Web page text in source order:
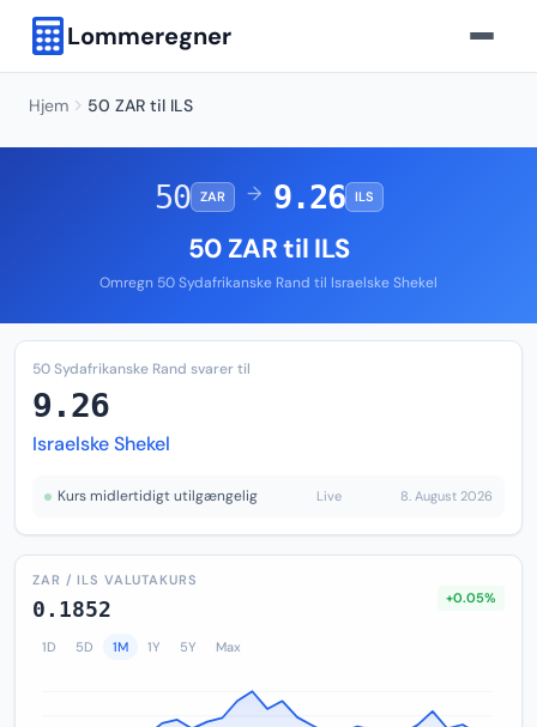
Lommeregner
Hjem 50 ZAR til ILS
50 ZAR → 9.26 ILS
50 ZAR til ILS
Omregn 50 Sydafrikanske Rand til Israelske Shekel
50 Sydafrikanske Rand svarer til
9.26
Israelske Shekel
Kurs midlertidigt utilgængelig Live 8. August 2026
ZAR / ILS VALUTAKURS
0.1852 +0.05%
1D 5D 1M 1Y 5Y Max